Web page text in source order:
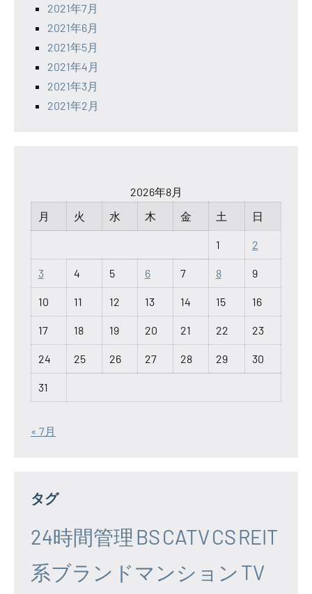
2021年7月
2021年6月
2021年5月
2021年4月
2021年3月
2021年2月
2026年8月
月
火 水 木 金 土 日
1 2
3 4 5 6 7 8 9
10 11 12 13 14 15 16
17 18 19 20 21 22 23
24 25 26 27 28 29 30
31
« 7月
タグ
24時間管理 BSCATVCSREIT
系ブランドマンション TV